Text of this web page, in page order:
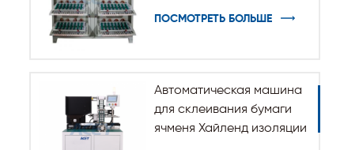
ПОСМОТРЕТЬ БОЛЬШЕ
Автоматическая машина
для склеивания бумаги
ячменя Хайленд изоляции